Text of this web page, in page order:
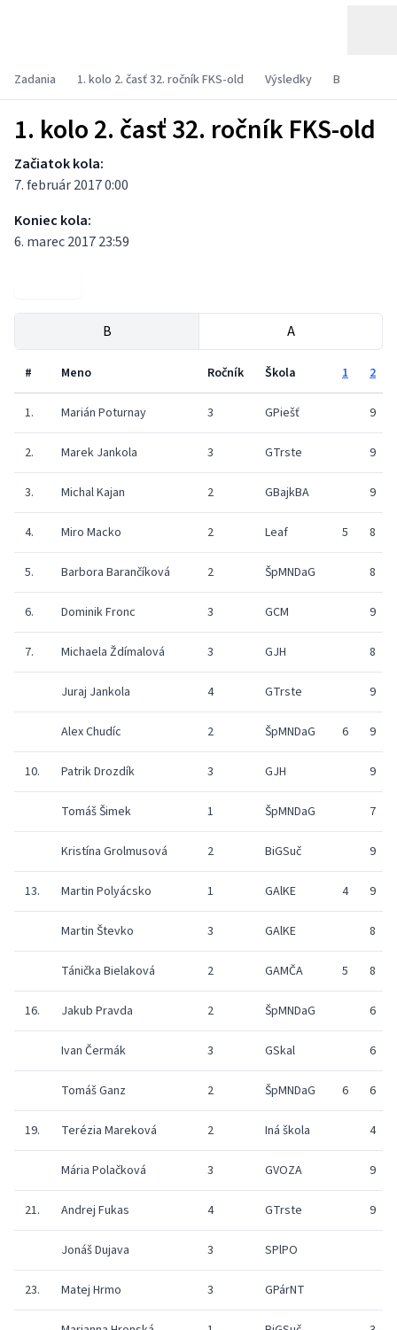
Zadania 1. kolo 2. časť 32. ročník FKS-old Výsledky B
1. kolo 2. časť 32. ročník FKS-old
Začiatok kola:
7. február 2017 0:00
Koniec kola:
6. marec 2017 23:59
B A
# Meno Ročník Škola 1 2
1. Marián Poturnay 3 GPiešť 9
2. Marek Jankola 3 GTrste 9
3. Michal Kajan 2 GBajkBA 9
4. Miro Macko 2 Leaf 5 8
5. Barbora Barančíková 2 ŠpMNDaG 8
6. Dominik Fronc 3 GCM 9
7. Michaela Ždímalová 3 GJH 8
Juraj Jankola 4 GTrste 9
Alex Chudíc 2 ŠpMNDaG 6 9
10. Patrik Drozdík 3 GJH 9
Tomáš Šimek 1 ŠpMNDaG 7
Kristína Grolmusová 2 BiGSuč 9
13. Martin Polyácsko 1 GAlKE 4 9
Martin Števko 3 GAlKE 8
Tánička Bielaková 2 GAMČA 5 8
16. Jakub Pravda 2 ŠpMNDaG 6
Ivan Čermák 3 GSkal 6
Tomáš Ganz 2 ŠpMNDaG 6 6
19. Terézia Mareková 2 Iná škola 4
Mária Polačková 3 GVOZA 9
21. Andrej Fukas 4 GTrste 9
Jonáš Dujava 3 SPlPO
23. Matej Hrmo 3 GPárNT